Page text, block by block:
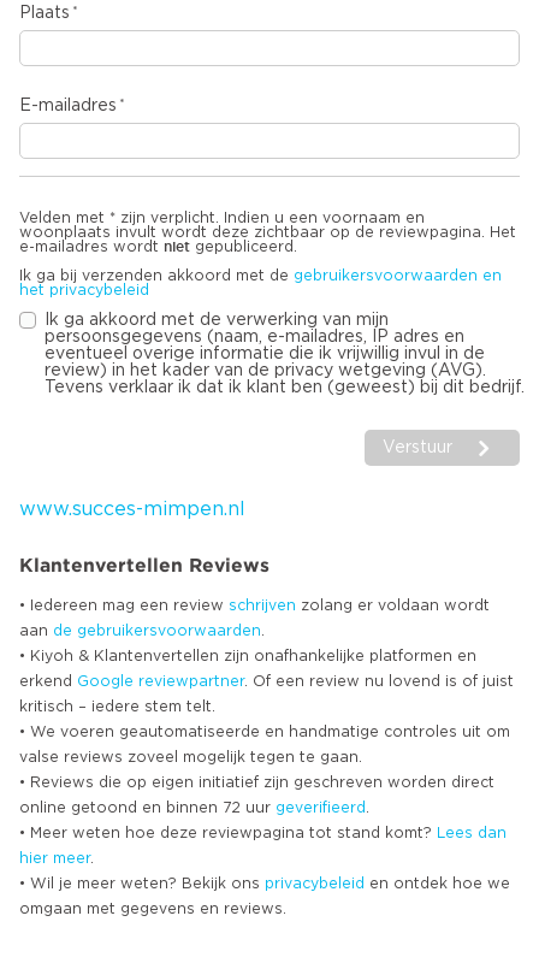
Plaats
E-mailadres
Velden met * zijn verplicht. Indien u een voornaam en
woonplaats invult wordt deze zichtbaar op de reviewpagina. Het
e-mailadres wordt niet gepubliceerd.
Ik ga bij verzenden akkoord met de gebruikersvoorwaarden en
het privacybeleid
Ik ga akkoord met de verwerking van mijn
persoonsgegevens (naam, e-mailadres, IP adres en
eventueel overige informatie die ik vrijwillig invul in de
review) in het kader van de privacy wetgeving (AVG).
Tevens verklaar ik dat ik klant ben (geweest) bij dit bedrijf.
Verstuur
www.succes-mimpen.nl
Klantenvertellen Reviews
• Iedereen mag een review schrijven zolang er voldaan wordt
aan de gebruikersvoorwaarden
• Kiyoh & Klantenvertellen zijn onafhankelijke platformen en
erkend Google reviewpartner. Of een review nu lovend is of juist
kritisch – iedere stem telt.
• We voeren geautomatiseerde en handmatige controles uit om
valse reviews zoveel mogelijk tegen te gaan.
• Reviews die op eigen initiatief zijn geschreven worden direct
online getoond en binnen 72 uur geverifieerd
• Meer weten hoe deze reviewpagina tot stand komt?
Lees dan
hier meer.
• Wil je meer weten? Bekijk ons privacybeleid en ontdek hoe we
omgaan met gegevens en reviews.